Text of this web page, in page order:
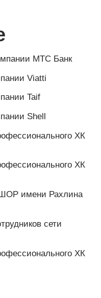
(г. Москва)
Morocco
Team, г.
Edition
зоопарк»
Фатхутдинова